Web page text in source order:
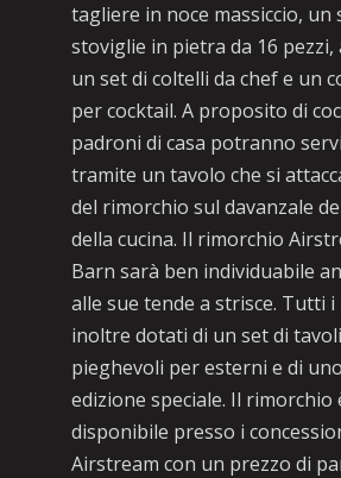
tagliere in noce massiccio, un
stoviglie in pietra da 16
un set di coltelli da chef e un
per cocktail. A proposito di
padroni di casa potranno
tramite un tavolo che si
del rimorchio sul davanzale
della cucina. Il rimorchio
Barn sarà ben individuabile
alle sue tende a strisce. Tutti
inoltre dotati di un set di
pieghevoli per esterni e di
edizione speciale. Il rimorchio
disponibile presso i
Airstream con un prezzo di